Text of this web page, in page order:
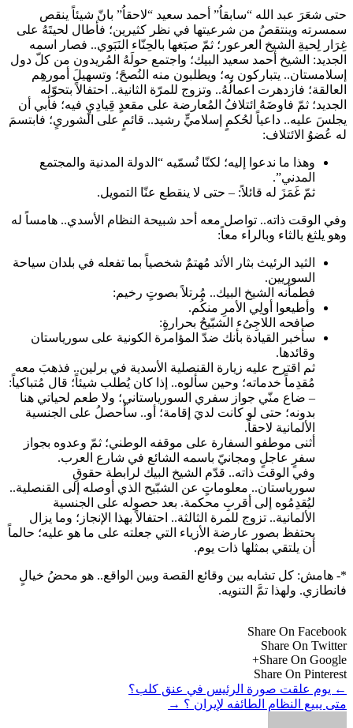
حتى شعَرَ عبد الله “سابقاُ” أحمد سعيد “لاحقاُ” بانّ شيئاً ينقص
سمسرته وينتقصُ من شرعيتها في نظر كثيرين؛ فأطال لحيتَهُ على
غِرَار لِحيةِ الشيخ العرعور؛ ثمّ صبَغها بالحِنّاء النَبَوي.. فصار اسمه
الجديد: الشيخ أحمد سعيد البيك؛ واجتمع حولَهُ المُريدون من كلّ دول
إسلامستان.. يتباركون به؛ ويطلبون منه النُصحً؛ وتسهيلَ أمورهِم
العالقة؛ فازدهرت اعمالُهُ.. وتزوج للمرّة الثانية.. احتفالاً بتحوّله
الجديد؛ ثمّ فاوضَهُ ائتلافُ المُعارضة على مقعدٍ قِيادِيٍ فيه؛ فأبي أن
يجلسَ عليه.. داعياً لحُكمٍ إسلاميٍّ رشيد.. قائمٍ على الشورىٍ؛ فابتسمَ
له عُضوُ الائتلاف:
وهذا ما ندعوا إليه؛ لكنّا نُسمّيه “الدولة المدنية والمجتمع
المدني”.
ثمّ غَمَزَ له قائلاً: – حتى لا ينقطع عنّا التمويل.
وفي الوقت ذاته.. تواصل معه أحد شبيحة النظام الأسدي.. هامساً له
وهو يلثغ بالثاء وبالراء معاً:
الثيد الرئيث بثار الأثد مُهتمٌ شخصياً بما تفعله في بلدان سياحة
السوريين.
فطمأنه الشيخ البيك.. مُرتلاً بصوتٍ رخيم:
وأطيعوا أولِي الأمرِ منكُم.
صافحه اللاجِىُء الشبّيحُ بحرارةٍ:
سأخبر القيادة بأنك ضدّ المؤامرة الكونية على سورياستان
وقائدها.
ثم اقترح عليه زيارة القنصلية الأسدية في برلين.. فذهبَ معه
مُقدِماً خدماته؛ وحين سألوه.. إذا كان يُطلب شيئاً؛ قال مُتباكياً:
– ضاع منّي جواز سفري السورياستاني؛ ولا طعم لحياتي هنا
بدونه؛ حتى لو كانت لديَ إقامة؛ أو.. سأحصلُ على الجنسية
الألمانية لاحقاً.
أثنى موطفو السفارة على موقفه الوطني؛ ثمّ وعدوه بجواز
سفرٍ عاجلٍ ومجانيّ باسمه الشائع في شارع العرب.
وفي الوقت ذاته.. قدّم الشيخ البيك لرابطة حقوقِ
سورياستان.. معلوماتٍ عن الشبّيح الذي أوصله إلى القنصلية..
ليُقدِمُوه إلى أقربِ محكمة. بعد حصوله على الجنسية
الألمانية.. تزوج للمرة الثالثة.. احتفالاً بهذا الإنجاز؛ وما يزال
يحتفظ بصور عارضة الأزياء التي جعلته على ما هو عليه؛ حالماً
أن يلتقي بمثلها ذات يوم.
*- هامش: كل تشابه بين وقائع القصة وبين الواقع.. هو محضُ خيالٍ
فانطازي. ولهذا تمَّ التنويه.
Share On Facebook
Share On Twitter
Share On Google+
Share On Pinterest
← يوم علقت صورة الرئيس في عنق كلب؟
متى يبيع النظام الطائفه لإيران ؟ →